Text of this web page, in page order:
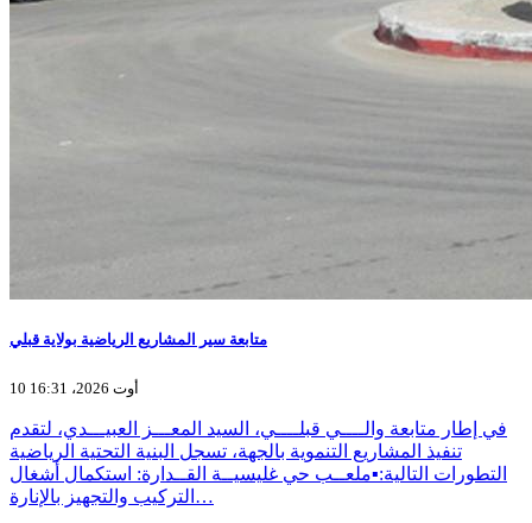
متابعة سير المشاريع الرياضية بولاية قبلي
10 أوت 2026، 16:31
في إطار متابعة والــــي قبلــــي، السيد المعـــز العبيـــدي، لتقدم
تنفيذ المشاريع التنموية بالجهة، تسجل البنية التحتية الرياضية
التطورات التالية:▪️ملعــب حي غليسيــة القــدارة: استكمال أشغال
التركيب والتجهيز بالإنارة…